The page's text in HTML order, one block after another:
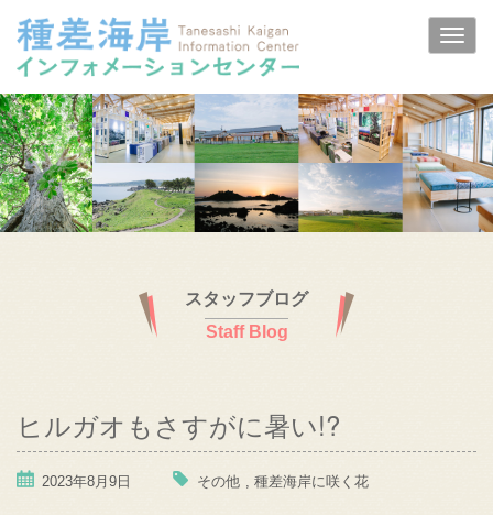
スタッフブログ
Staff Blog
ヒルガオもさすがに暑い!?
2023年8月9日 その他 , 種差海岸に咲く花